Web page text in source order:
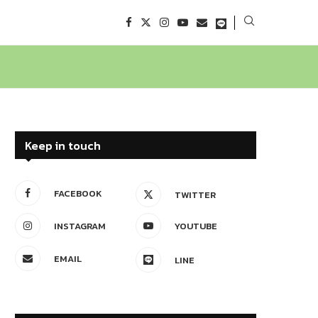
Keep in touch
FACEBOOK TWITTER
INSTAGRAM YOUTUBE
EMAIL LINE